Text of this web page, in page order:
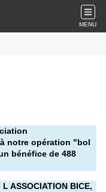
MENU
notre opération "bol
bénéfice de 488
ASSOCIATION BICE,